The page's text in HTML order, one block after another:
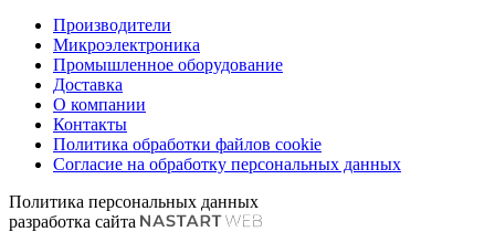
Производители
Микроэлектроника
Промышленное оборудование
Доставка
О компании
Контакты
Политика обработки файлов cookie
Согласие на обработку персональных данных
Политика персональных данных
разработка сайта